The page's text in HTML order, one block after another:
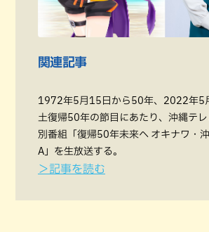
関連記事
1972年5月15日から50年、2022年5
土復帰50年の節目にあたり、沖縄テ
別番組「復帰50年未来へ オキナワ・
A」を生放送する。
＞記事を読む